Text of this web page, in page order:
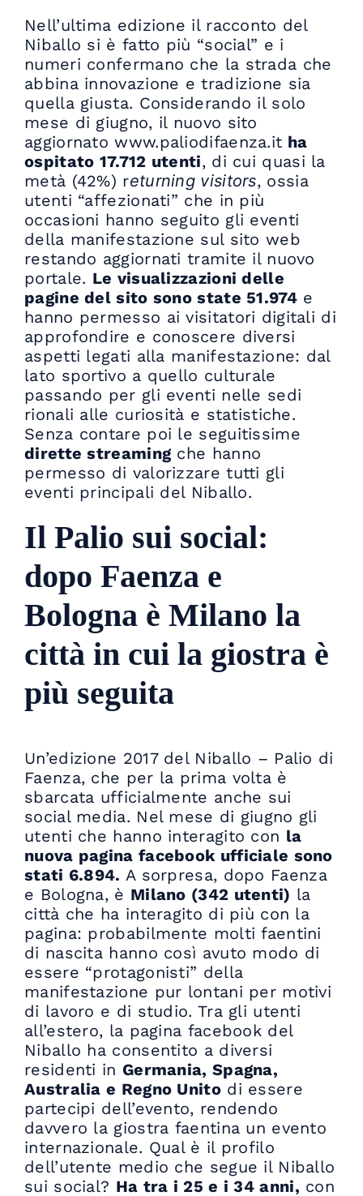
Nell’ultima edizione il racconto del
Niballo si è fatto più “social” e i
numeri confermano che la strada che
abbina innovazione e tradizione sia
quella giusta. Considerando il solo
mese di giugno, il nuovo sito
aggiornato www.paliodifaenza.it ha
ospitato 17.712 utenti, di cui quasi la
metà (42%) returning visitors, ossia
utenti “affezionati” che in più
occasioni hanno seguito gli eventi
della manifestazione sul sito web
restando aggiornati tramite il nuovo
portale. Le visualizzazioni delle
pagine del sito sono state 51.974e
hanno permesso ai visitatori digitali di
approfondire e conoscere diversi
aspetti legati alla manifestazione: dal
lato sportivo a quello culturale
passando per gli eventi nelle sedi
rionali alle curiosità e statistiche.
Senza contare poi le seguitissime
dirette streaming che hanno
permesso di valorizzare tutti gli
eventi principali del Niballo.
Il Palio sui social:
dopo Faenza e
Bologna è Milano la
città in cui la giostra è
più seguita
Un’edizione 2017 del Niballo – Palio di
Faenza, che per la prima volta è
sbarcata ufficialmente anche sui
social media. Nel mese di giugno gli
utenti che hanno interagito con la
nuova pagina facebook ufficiale sono
stati 6.894. A sorpresa, dopo Faenza
e Bologna, è Milano (342 utenti) la
città che ha interagito di più con la
pagina: probabilmente molti faentini
di nascita hanno così avuto modo di
essere “protagonisti” della
manifestazione pur lontani per motivi
di lavoro e di studio. Tra gli utenti
all’estero, la pagina facebook del
Niballo ha consentito a diversi
residenti in Germania, Spagna,
Australia e Regno Unitodi essere
partecipi dell’evento, rendendo
davvero la giostra faentina un evento
internazionale. Qual è il profilo
dell’utente medio che segue il Niballo
sui social? Ha tra i 25 e i 34 anni, con